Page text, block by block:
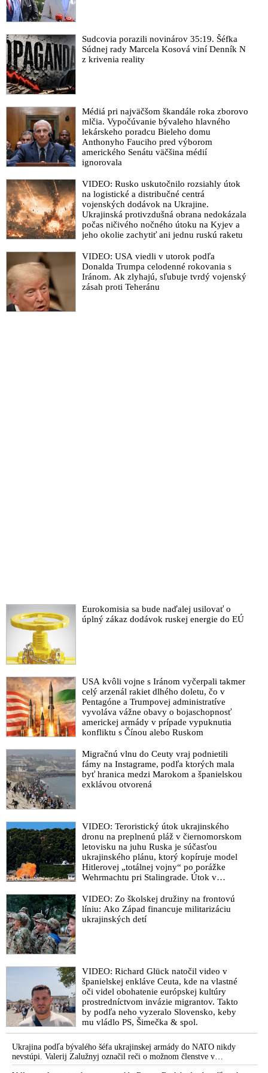
Sudcovia porazili novinárov 35:19. Šéfka
Súdnej rady Marcela Kosová viní Denník N
z krivenia reality
Médiá pri najväčšom škandále roka zborovo
mlčia. Vypočúvanie bývaleho hlavného
lekárskeho poradcu Bieleho domu
Anthonyho Fauciho pred výborom
amerického Senátu väčšina médií
ignorovala
VIDEO: Rusko uskutočnilo rozsiahly útok
na logistické a distribučné centrá
vojenských dodávok na Ukrajine.
Ukrajinská protivzdušná obrana nedokázala
počas ničivého nočného útoku na Kyjev a
jeho okolie zachytiť ani jednu ruskú raketu
VIDEO: USA viedli v utorok podľa
Donalda Trumpa celodenné rokovania s
Iránom. Ak zlyhajú, sľubuje tvrdý vojenský
zásah proti Teheránu
Eurokomisia sa bude naďalej usilovať o
úplný zákaz dodávok ruskej energie do EÚ
USA kvôli vojne s Iránom vyčerpali takmer
celý arzenál rakiet dlhého doletu, čo v
Pentagóne a Trumpovej administratíve
vyvoláva vážne obavy o bojaschopnosť
americkej armády v prípade vypuknutia
konfliktu s Čínou alebo Ruskom
Migračnú vlnu do Ceuty vraj podnietili
fámy na Instagrame, podľa ktorých mala
byť hranica medzi Marokom a španielskou
exklávou otvorená
VIDEO: Teroristický útok ukrajinského
dronu na preplnenú pláž v čiernomorskom
letovisku na juhu Ruska je súčasťou
ukrajinského plánu, ktorý kopíruje model
Hitlerovej „totálnej vojny“ po porážke
Wehrmachtu pri Stalingrade. Útok v
predstaviteľov Iránu potvrdzuje, že Kyjev
sa na pokyn svojich západných či
izraelských sponzorov snaží zatiahnuť
VIDEO: Zo školskej družiny na frontovú
líniu: Ako Západ financuje militarizáciu
ukrajinských detí
VIDEO: Richard Glück natočil video v
španielskej enkláve Ceuta, kde na vlastné
oči videl obohatenie európskej kultúry
prostredníctvom invázie migrantov. Takto
by podľa neho vyzeralo Slovensko, keby
mu vládlo PS, Šimečka & spol.
Ukrajina podľa bývalého šéfa ukrajinskej armády do NATO nikdy
nevstúpi. Valerij Zalužnyj označil reči o možnom členstve v
Severoatlantickej aliancii za rozprávky